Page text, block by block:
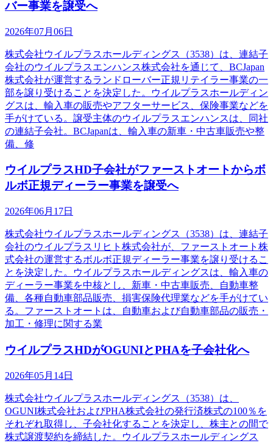
バー事業を譲受へ
2026年07月06日
株式会社ウイルプラスホールディングス（3538）は、連結子
会社のウイルプラスエンハンス株式会社を通じて、BCJapan
株式会社が運営するランドローバー正規リテイラー事業の一
部を譲り受けることを決定した。ウイルプラスホールディン
グスは、輸入車の販売やアフターサービス、保険事業などを
手がけている。譲受主体のウイルプラスエンハンスは、同社
の連結子会社。BCJapanは、輸入車の新車・中古車販売や整
備、修
ウイルプラスHD子会社がファーストオートからボ
ルボ正規ディーラー事業を譲受へ
2026年06月17日
株式会社ウイルプラスホールディングス（3538）は、連結子
会社のウイルプラスリヒト株式会社が、ファーストオート株
式会社の運営するボルボ正規ディーラー事業を譲り受けるこ
とを決定した。ウイルプラスホールディングスは、輸入車の
ディーラー事業を中核とし、新車・中古車販売、自動車整
備、各種自動車部品販売、損害保険代理業などを手がけてい
る。ファーストオートは、自動車および自動車部品の販売・
加工・修理に関する業
ウイルプラスHDがOGUNIとPHAを子会社化へ
2026年05月14日
株式会社ウイルプラスホールディングス（3538）は、
OGUNI株式会社およびPHA株式会社の発行済株式の100％を
それぞれ取得し、子会社化することを決定し、株主との間で
株式譲渡契約を締結した。ウイルプラスホールディングス